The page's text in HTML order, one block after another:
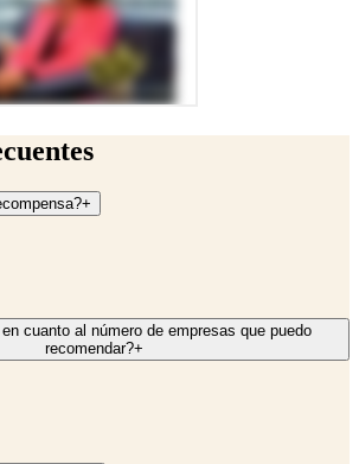
+
cuanto al número de empresas que puedo
recomendar?+